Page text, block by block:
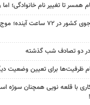
همسر تا تغییر نام خانوادگی؛
برای تعیین وضعیت دیگر
با قلعه نویی همچنان سوژه